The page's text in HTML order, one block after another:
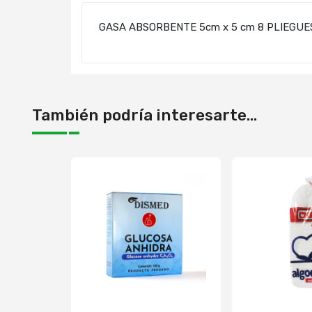
GASA ABSORBENTE 5cm x 5 cm 8
También podría interesarte...